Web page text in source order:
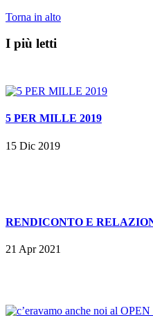
Torna in alto
I più letti
5 PER MILLE 2019
15 Dic 2019
RENDICONTO E
21 Apr 2021